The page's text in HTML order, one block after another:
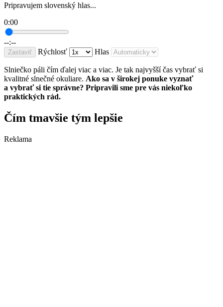
Pripravujem slovenský hlas...
0:00
--:--
Zastaviť Rýchlosť Hlas
Slniečko páli čím ďalej viac a viac. Je tak najvyšší čas vybrať si
kvalitné slnečné okuliare. Ako sa v širokej ponuke vyznať
a vybrať si tie správne? Pripravili sme pre vás niekoľko
praktických rád.
Čím tmavšie tým lepšie
Reklama